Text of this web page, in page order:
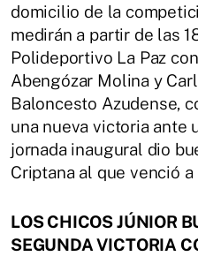
domicilio de la
medirán a partir de las
Polideportivo La Paz
Abengózar Molina y
Baloncesto Azudense,
una nueva victoria ante
jornada inaugural dio
Criptana al que venció
LOS CHICOS JÚNIOR
SEGUNDA VICTORIA